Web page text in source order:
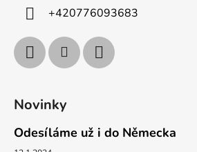
+420776093683
Novinky
Odesíláme už i do Německa